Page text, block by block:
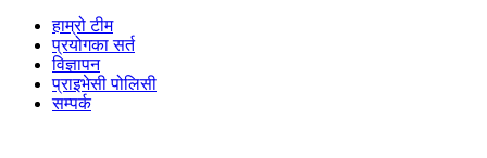
हाम्रो टीम
प्रयोगका सर्त
विज्ञापन
प्राइभेसी पोलिसी
सम्पर्क